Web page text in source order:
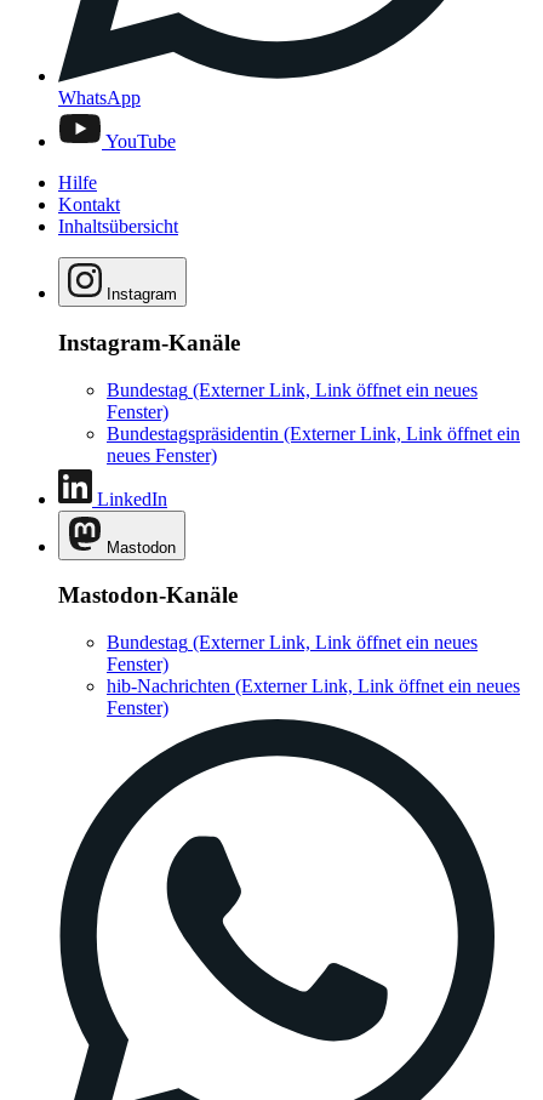
WhatsApp
YouTube
Hilfe
Kontakt
Inhaltsübersicht
Instagram
Instagram-Kanäle
Bundestag (Externer Link, Link öffnet ein neues
Fenster)
Bundestagspräsidentin (Externer Link, Link öffnet ein
neues Fenster)
LinkedIn
Mastodon
Mastodon-Kanäle
Bundestag (Externer Link, Link öffnet ein neues
Fenster)
hib-Nachrichten (Externer Link, Link öffnet ein neues
Fenster)